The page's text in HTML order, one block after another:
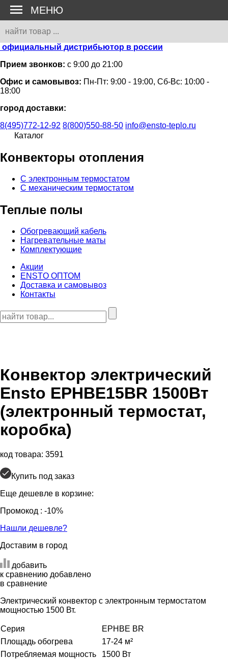
официальный дистрибьютор в россии
Прием звонков: с 9:00 до 21:00
Офис и самовывоз: Пн-Пт: 9:00 - 19:00, Сб-Вс: 10:00 -
18:00
город доставки:
8(495)772-12-92 8(800)550-88-50 info@ensto-teplo.ru
Каталог
Конвекторы отопления
С электронным термостатом
С механическим термостатом
Теплые полы
Обогревающий кабель
Нагревательные маты
Комплектующие
Акции
ENSTO ОПТОМ
Доставка и самовывоз
Контакты
Конвектор электрический
Ensto EPHBE15BR 1500Вт
(электронный термостат,
коробка)
код товара: 3591
Купить под заказ
Еще дешевле в корзине:
Промокод : -10%
Нашли дешевле?
Доставим в город
добавить
к сравнению добавлено
в сравнение
Электрический конвектор с электронным термостатом
мощностью 1500 Вт.
Серия
EPHBE BR
Площадь обогрева
17-24 м²
Потребляемая мощность
1500 Вт
МЕНЮ